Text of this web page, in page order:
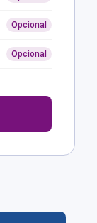
Opcional
Opcional